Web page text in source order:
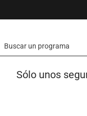
Buscar un programa
Sólo unos